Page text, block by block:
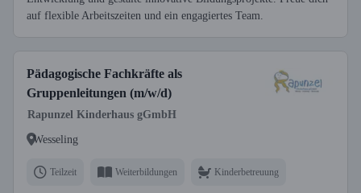
auf flexible Arbeitszeiten und ein engagiertes Team.
Pädagogische Fachkräfte als
Gruppenleitungen (m/w/d)
Rapunzel Kinderhaus gGmbH
Wesseling
Teilzeit Weiterbildungen Kinderbetreuung